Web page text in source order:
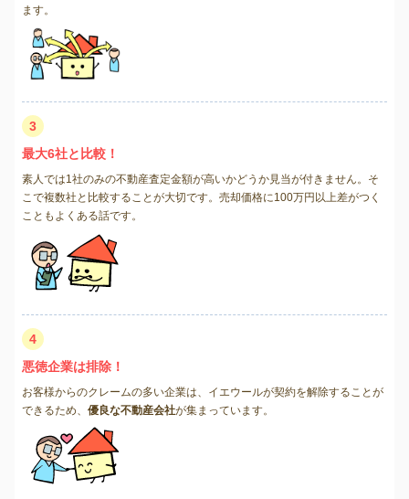
ます。
3
最大6社と比較！
素人では1社のみの不動産査定金額が高いかどうか見当が付きません。そ
こで複数社と比較することが大切です。売却価格に100万円以上差がつく
こともよくある話です。
4
悪徳企業は排除！
お客様からのクレームの多い企業は、イエウールが契約を解除することが
できるため、 優良な不動産会社が集まっています。